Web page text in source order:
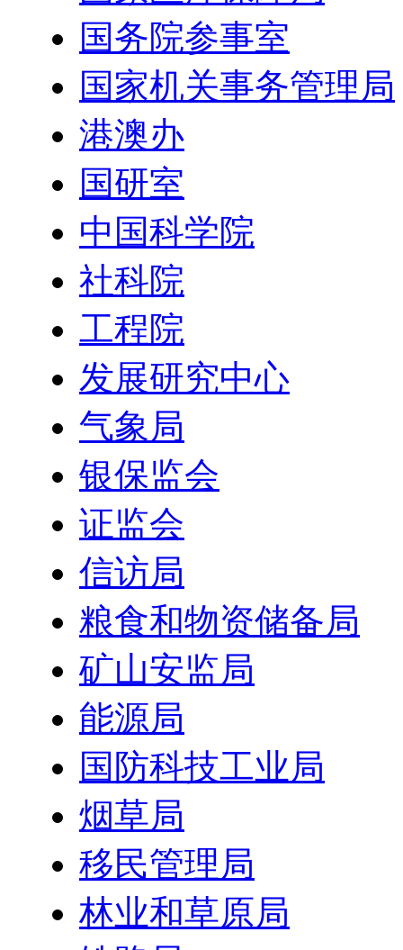
国务院参事室
国家机关事务管理局
港澳办
国研室
中国科学院
社科院
工程院
发展研究中心
气象局
银保监会
证监会
信访局
粮食和物资储备局
矿山安监局
能源局
国防科技工业局
烟草局
移民管理局
林业和草原局